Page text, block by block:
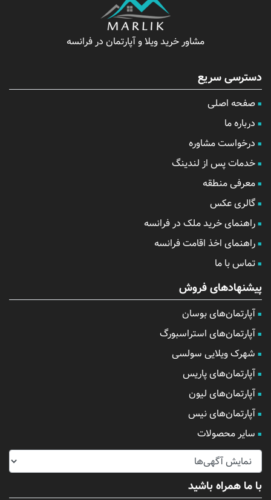
مشاور خرید ویلا و آپارتمان در فرانسه
دسترسی سریع
صفحه اصلی
درباره ما
درخواست مشاوره
خدمات پس از لندینگ
معرفی منطقه
گالری عکس
راهنمای خرید ملک در فرانسه
راهنمای اخذ اقامت فرانسه
تماس با ما
پیشنهادهای فروش
آپارتمان‌های بوسان
آپارتمان‌های استراسبورگ
شهرک ویلایی سولسی
آپارتمان‌های پاریس
آپارتمان‌های لیون
آپارتمان‌های نیس
سایر محصولات
با ما همراه باشید